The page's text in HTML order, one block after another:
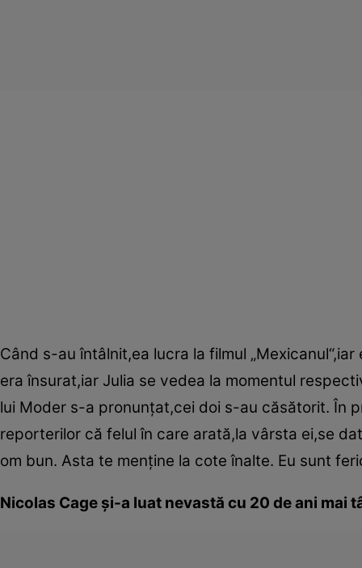
Când s-au întâlnit,ea lucra la filmul
era însurat,iar Julia se vedea la momentul
lui Moder s-a pronunţat,cei doi s-au căsătorit. În
reporterilor că felul în care arată,la vârsta ei,se
om bun. Asta te menţine la cote înalte. Eu sunt
Nicolas Cage şi-a luat nevastă cu 20 de ani mai